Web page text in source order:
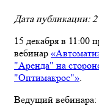
Дата публикации: 2
15 декабря в 11:00
вебинар
"Аренда" на
"Оптимакрос"».
Ведущий